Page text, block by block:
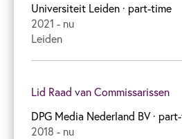
Universiteit Leiden · part-time
2021 - nu
Leiden
Lid Raad van Commissarissen
DPG Media Nederland BV·
2018 - nu